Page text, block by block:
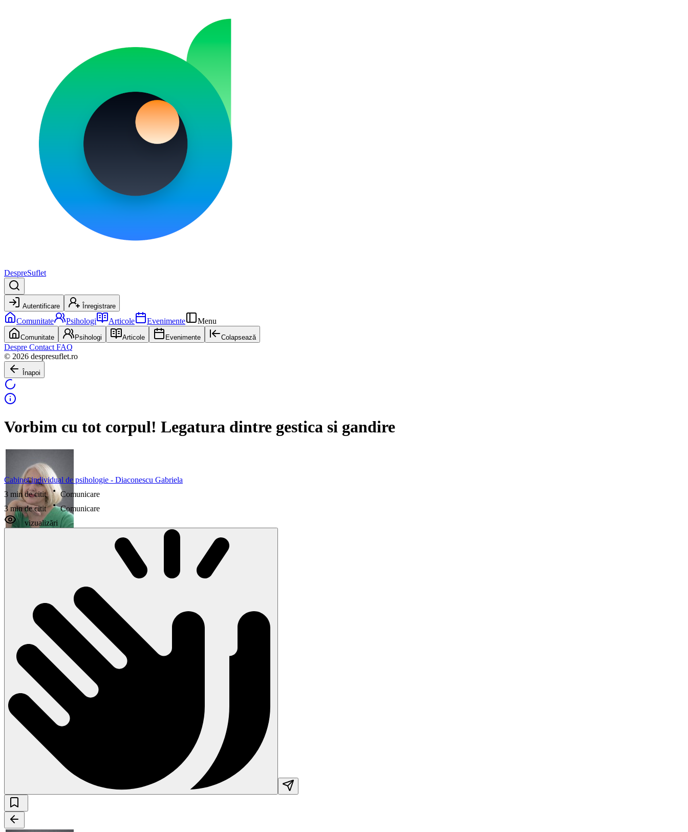
DespreSuflet
Autentificare Înregistrare
Comunitate Psihologi Articole Evenimente Menu
Comunitate Psihologi Articole Evenimente Colapsează
Despre Contact FAQ
© 2026 despresuflet.ro
Înapoi
Vorbim cu tot corpul! Legatura dintre gestica si gandire
Cabinet individual de psihologie - Diaconescu Gabriela
3 min de citit
Comunicare
3 min de citit
Comunicare
vizualizări